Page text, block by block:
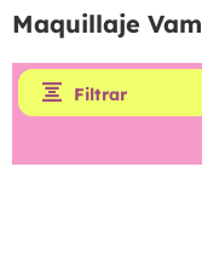
Maquillaje
Filtrar